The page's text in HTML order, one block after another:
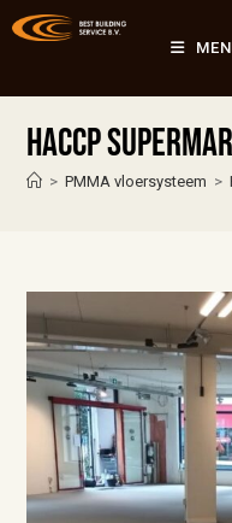
HACCP
> PMMA vloersysteem >